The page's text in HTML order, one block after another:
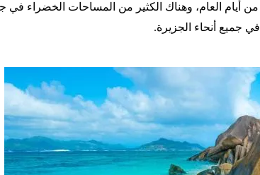
العام، وهناك الكثير من المساحات الخضراء في
جميع أنحاء الجزيرة.